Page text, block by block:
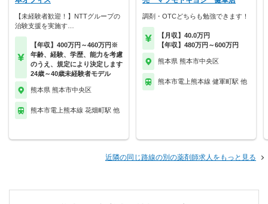
【未経験者歓迎！】NTTグループの
治験支援を実施す…
【年収】400万円～460万円※
年齢、経験、学歴、能力を考慮
のうえ、規定により決定します
24歳～40歳未経験者モデル
熊本県 熊本市中央区
熊本市電上熊本線 花畑町駅 他
調剤・OTCどちらも勉強できます！
【月収】40.0万円
【年収】480万円～600万円
熊本県 熊本市中央区
熊本市電上熊本線 健軍町駅 他
近隣の同じ路線の別の薬剤師求人をもっと見る